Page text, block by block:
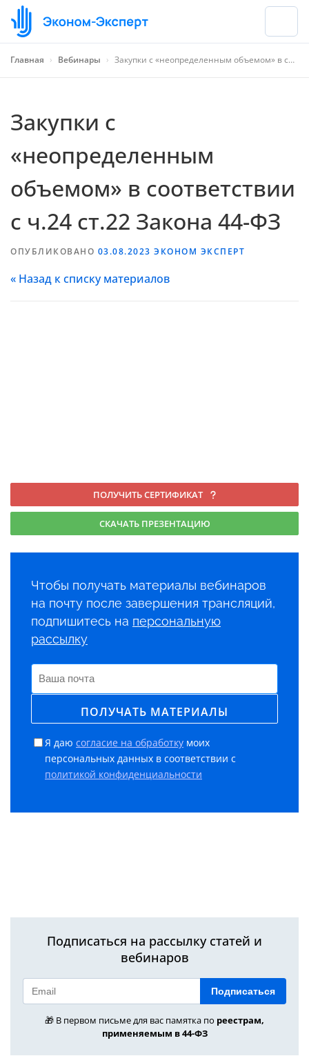
Главная › Вебинары › Закупки с «неопределенным объемом» в соответствии с ч.24 ст.22 Закона 44-ФЗ
Закупки с
«неопределенным
объемом» в соответствии
с ч.24 ст.22 Закона 44-ФЗ
ОПУБЛИКОВАНО 03.08.2023 ЭКОНОМ ЭКСПЕРТ
« Назад к списку материалов
ПОЛУЧИТЬ СЕРТИФИКАТ
СКАЧАТЬ ПРЕЗЕНТАЦИЮ
Чтобы получать материалы вебинаров
на почту после завершения трансляций,
подпишитесь на персональную
рассылку
Я даю согласие на обработку моих
персональных данных в соответствии с
политикой конфиденциальности
Подписаться на рассылку статей и
вебинаров
Подписаться
🎁 В первом письме для вас памятка по реестрам,
применяемым в 44-ФЗ